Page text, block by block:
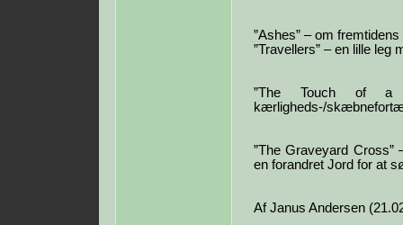
”Ashes” – om
”Travellers” – en lille
”The Touch of a
kærligheds-/
”The Graveyard
en forandret Jord for at
Af Janus Andersen